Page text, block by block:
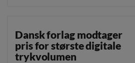
Dansk forlag modtager
pris for største digitale
trykvolumen